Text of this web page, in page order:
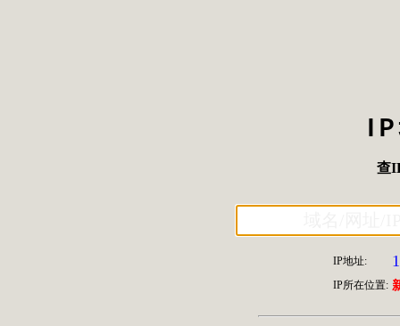
查
IP地址:
IP所在位置: